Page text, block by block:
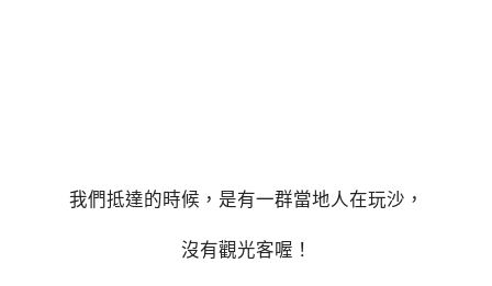
我們抵達的時候，是有一群當地人在玩沙，
沒有觀光客喔！